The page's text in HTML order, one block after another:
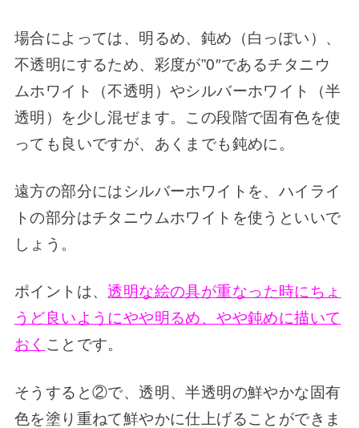
場合によっては、明るめ、鈍め（白っぽい）、
不透明にするため、彩度が”0″であるチタニウ
ムホワイト（不透明）やシルバーホワイト（半
透明）を少し混ぜます。この段階で固有色を使
っても良いですが、あくまでも鈍めに。
遠方の部分にはシルバーホワイトを、ハイライ
トの部分はチタニウムホワイトを使うといいで
しょう。
ポイントは、透明な絵の具が重なった時にちょ
うど良いようにやや明るめ、やや鈍めに描いて
おく ことです。
そうすると②で、透明、半透明の鮮やかな固有
色を塗り重ねて鮮やかに仕上げることができま